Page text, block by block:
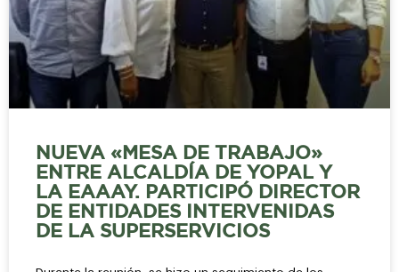
NUEVA «MESA DE TRABAJO»
ENTRE ALCALDÍA DE YOPAL Y
LA EAAAY. PARTICIPÓ DIRECTOR
DE ENTIDADES INTERVENIDAS
DE LA SUPERSERVICIOS